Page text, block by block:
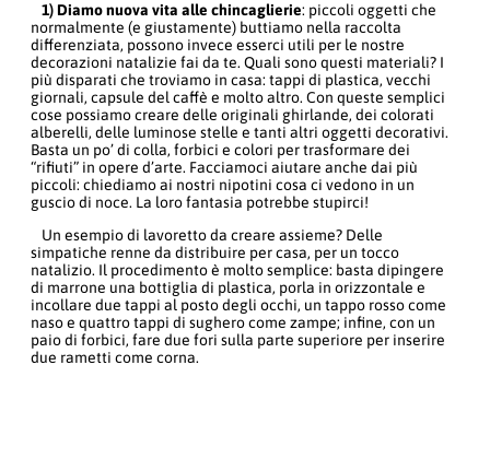
1) Diamo nuova vita alle chincaglierie: piccoli oggetti che
normalmente (e giustamente) buttiamo nella raccolta
differenziata, possono invece esserci utili per le nostre
decorazioni natalizie fai da te. Quali sono questi materiali? I
più disparati che troviamo in casa: tappi di plastica, vecchi
giornali, capsule del caffè e molto altro. Con queste semplici
cose possiamo creare delle originali ghirlande, dei colorati
alberelli, delle luminose stelle e tanti altri oggetti decorativi.
Basta un po’ di colla, forbici e colori per trasformare dei
“rifiuti” in opere d’arte. Facciamoci aiutare anche dai più
piccoli: chiediamo ai nostri nipotini cosa ci vedono in un
guscio di noce. La loro fantasia potrebbe stupirci!
Un esempio di lavoretto da creare assieme? Delle
simpatiche renne da distribuire per casa, per un tocco
natalizio. Il procedimento è molto semplice: basta dipingere
di marrone una bottiglia di plastica, porla in orizzontale e
incollare due tappi al posto degli occhi, un tappo rosso come
naso e quattro tappi di sughero come zampe; infine, con un
paio di forbici, fare due fori sulla parte superiore per inserire
due rametti come corna.